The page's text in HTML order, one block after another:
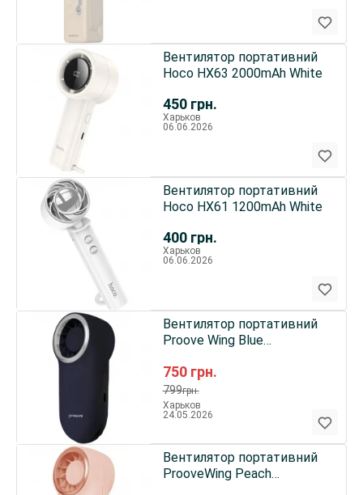
450 грн.
Вентилятор портативний
Hoco HX63 2000mAh White
Харьков
06.06.2026
400 грн.
Вентилятор портативний
Hoco HX61 1200mAh White
Харьков
06.06.2026
750 грн.
799грн.
Вентилятор портативний
Proove Wing Blue
Харьков
24.05.2026
Вентилятор портативний
ProoveWing Peach